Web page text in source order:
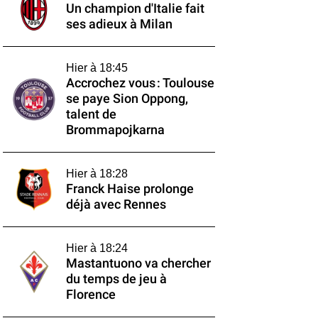
Un champion d'Italie fait
ses adieux à Milan
Hier à 18:45
Accrochez vous : Toulouse
se paye Sion Oppong,
talent de
Brommapojkarna
Hier à 18:28
Franck Haise prolonge
déjà avec Rennes
Hier à 18:24
Mastantuono va chercher
du temps de jeu à
Florence